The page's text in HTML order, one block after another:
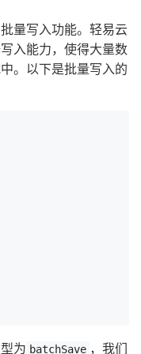
量写入功能。轻易云
入能力，使得大量数
。以下是批量写入的
为 batchSave ，我们